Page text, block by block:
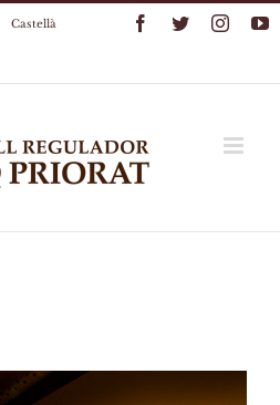
Castellà Facebook
Twitter